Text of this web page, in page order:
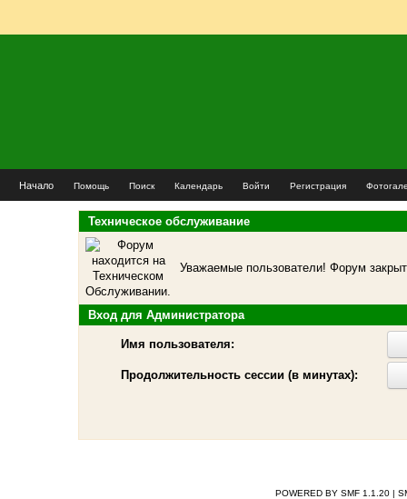
Начало Помощь Поиск Календарь Войти Регистрация
Техническое обслуживание
Уважаемые пользователи! Форум
Вход для Администратора
Имя пользователя:
Продолжительность сессии (в минутах):
POWERED BY SMF 1.1.20 |